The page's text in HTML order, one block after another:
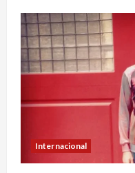
Internacional